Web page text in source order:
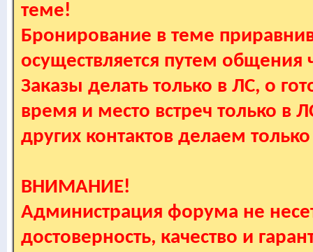
теме!
Бронирование в теме
осуществляется путем
Заказы делать только в ЛС, о
время и место встреч только в
других контактов делаем
ВНИМАНИЕ!
Администрация форума не
достоверность, качество и